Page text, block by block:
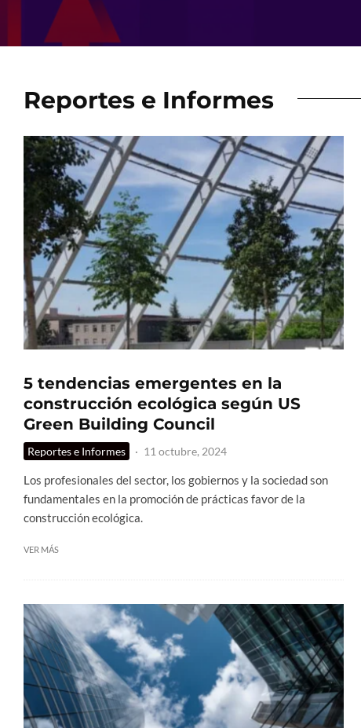
Reportes e Informes
5 tendencias emergentes en la
construcción ecológica según US
Green Building Council
Reportes e Informes · 11 octubre, 2024
Los profesionales del sector, los gobiernos y la sociedad son
fundamentales en la promoción de prácticas favor de la
construcción ecológica.
VER MÁS